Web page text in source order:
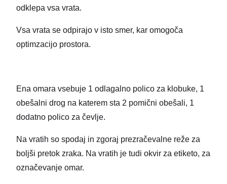
odklepa vsa vrata.
Vsa vrata se odpirajo v isto smer, kar omogoča
optimzacijo prostora.
Ena omara vsebuje 1 odlagalno polico za klobuke, 1
obešalni drog na katerem sta 2 pomični obešali, 1
dodatno polico za čevlje.
Na vratih so spodaj in zgoraj prezračevalne reže za
boljši pretok zraka. Na vratih je tudi okvir za etiketo, za
označevanje omar.